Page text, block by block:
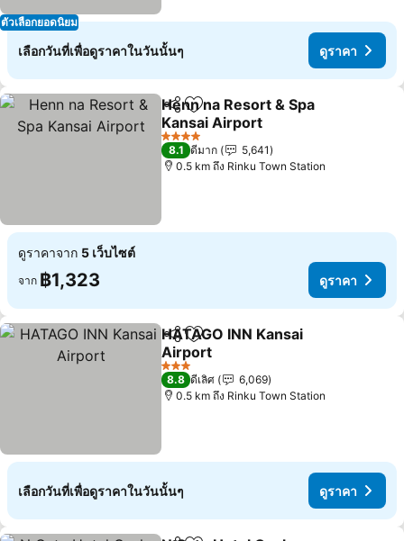
ตัวเลือกยอดนิยม
เลือกวันที่เพื่อดูราคาในวันนั้นๆ ดูราคา
แชร์ เพิ่มในรายการโปรด
Henn na Resort & Spa
Kansai Airport
4 ดาว
8.1 ดีมาก
5,641
0.5 km ถึง Rinku Town Station
ดูราคาจาก 5 เว็บไซต์
จาก ฿1,323 ดูราคา
แชร์ เพิ่มในรายการโปรด
HATAGO INN Kansai
Airport
3 ดาว
8.8 ดีเลิศ
6,069
0.5 km ถึง Rinku Town Station
เลือกวันที่เพื่อดูราคาในวันนั้นๆ ดูราคา